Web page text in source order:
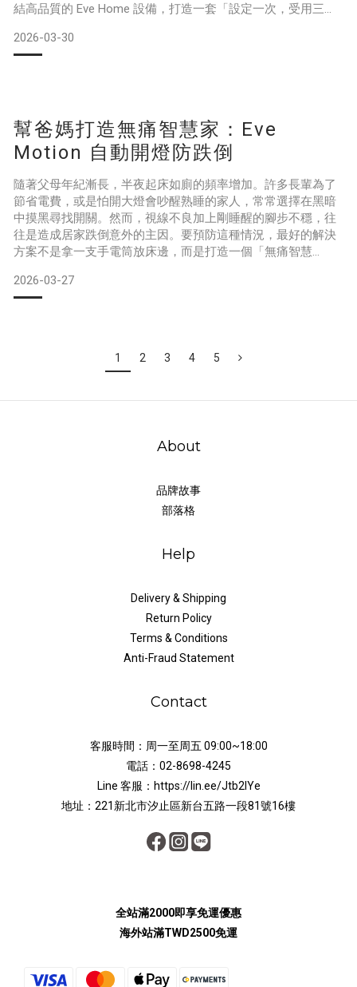
結高品質的 Eve Home 設備，打造一套「設定一次，受用三
們幫你測試好了這套組合的所有坑點。關鍵要點掌握 Google
Nest Mini 在 2026 年的市場定
2026-03-30
幫爸媽打造無痛智慧家：Eve
Motion 自動開燈防跌倒
隨著父母年紀漸長，半夜起床如廁的頻率增加。許多長輩為了
節省電費，或是怕開大燈會吵醒熟睡的家人，常常選擇在黑暗
中摸黑尋找開關。然而，視線不良加上剛睡醒的腳步不穩，往
往是造成居家跌倒意外的主因。要預防這種情況，最好的解決
方案不是拿一支手電筒放床邊，而是打造一個「無痛智慧
們怎麼用手機 App 控制，而是讓環境主動配合他們的需求。透
過 Eve Motion 動態感測器，只要長輩一下床，走道或廁所的燈
2026-03-27
1 2 3 4 5
About
品牌故事
部落格
Help
Delivery & Shipping
Return Policy
Terms & Conditions
Anti-Fraud Statement
Contact
客服時間：周一至周五 09:00~18:00
電話：02-8698-4245
Line 客服：https://lin.ee/Jtb2lYe
地址：221新北市汐止區新台五路一段81號16樓
全站滿2000即享免運優惠
海外站滿TWD2500免運